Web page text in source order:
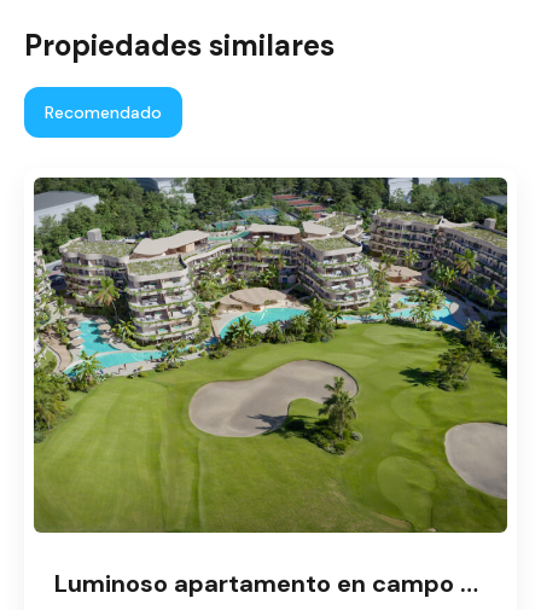
Propiedades similares
Recomendado
Luminoso apartamento en campo de Golf - Punta Cana